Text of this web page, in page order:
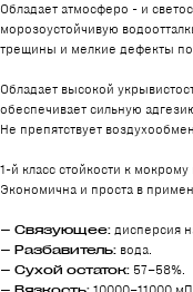
Обладает атмосферо - и
морозоустойчивую
трещины и мелкие дефекты
Обладает высокой
обеспечивает сильную
Не препятствует
1-й класс стойкости к
Экономична и проста в
— Связующее: дисперсия
— Разбавитель: вода.
— Сухой остаток: 57–58%.